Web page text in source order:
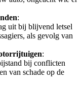
:
uit bij blijvend letsel
als gevolg van
:
bij conflicten
van schade op de